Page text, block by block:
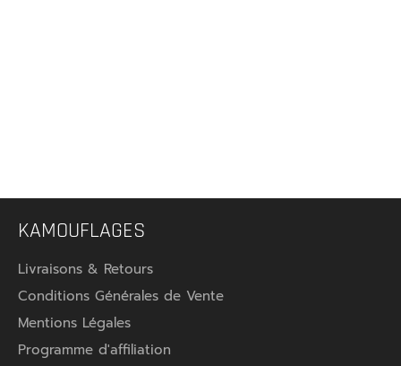
KAMOUFLAGES
Livraisons & Retours
Conditions Générales de Vente
Mentions Légales
Programme d'affiliation